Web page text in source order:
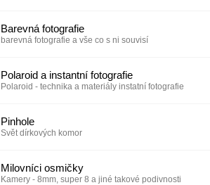
Barevná fotografie
barevná fotografie a vše co s ni souvisí
Polaroid a instantní fotografie
Polaroid - technika a materiály instatní fotografie
Pinhole
Svět dírkových komor
Milovníci osmičky
Kamery - 8mm, super 8 a jiné takové podivnosti